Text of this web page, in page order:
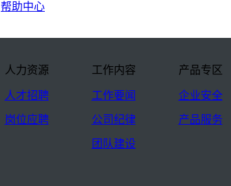
帮助中心
人力资源
人才招聘
岗位应聘
工作内容
工作要闻
公司纪律
团队建设
产品专区
企业安全
产品服务